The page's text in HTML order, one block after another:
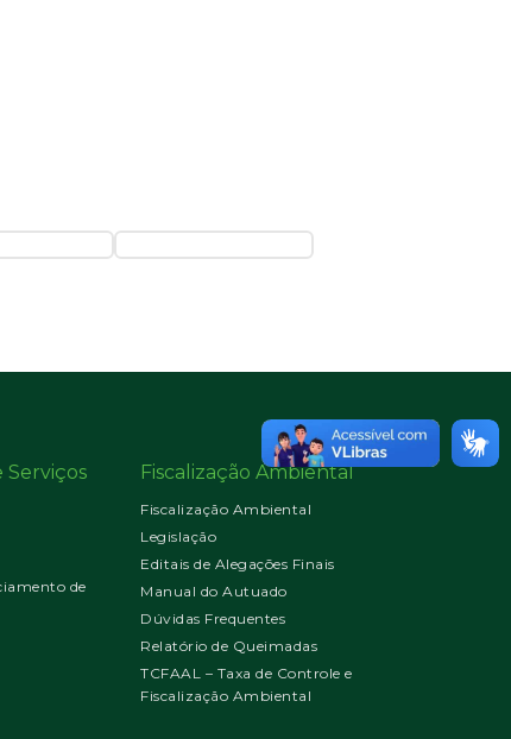
Serviços
de
Fiscalização Ambiental
Fiscalização Ambiental
Legislação
Editais de Alegações Finais
Manual do Autuado
Dúvidas Frequentes
Relatório de Queimadas
TCFAAL – Taxa de Controle e
Fiscalização Ambiental